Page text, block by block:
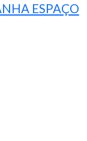
ESPAÇO